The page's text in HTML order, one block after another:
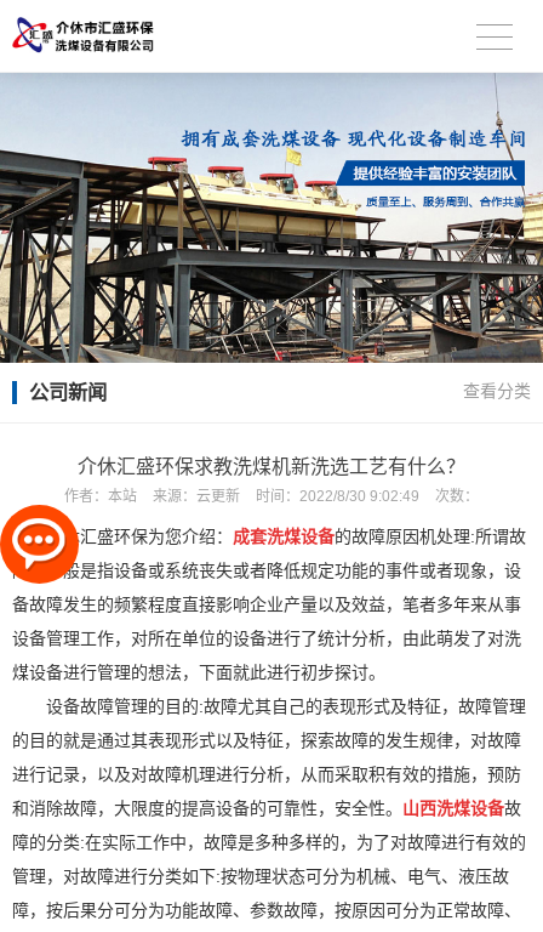
公司新闻 查看分类
介休汇盛环保求教洗煤机新洗选工艺有什么？
作者： 本站 来源： 云更新 时间： 2022/8/30 9:02:49 次数：
介休汇盛环保为您介绍： 成套洗煤设备的故障原因机处理:所谓故
障，一般是指设备或系统丧失或者降低规定功能的事件或者现象，设
备故障发生的频繁程度直接影响企业产量以及效益，笔者多年来从事
设备管理工作，对所在单位的设备进行了统计分析，由此萌发了对洗
煤设备进行管理的想法，下面就此进行初步探讨。
设备故障管理的目的:故障尤其自己的表现形式及特征，故障管理
的目的就是通过其表现形式以及特征，探索故障的发生规律，对故障
进行记录，以及对故障机理进行分析，从而采取积有效的措施，预防
和消除故障，大限度的提高设备的可靠性，安全性。 山西洗煤设备故
障的分类:在实际工作中，故障是多种多样的，为了对故障进行有效的
管理，对故障进行分类如下:按物理状态可分为机械、电气、液压故
障，按后果分可分为功能故障、参数故障，按原因可分为正常故障、